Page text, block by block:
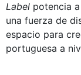
Label potencia
una fuerza de
espacio para
portuguesa a